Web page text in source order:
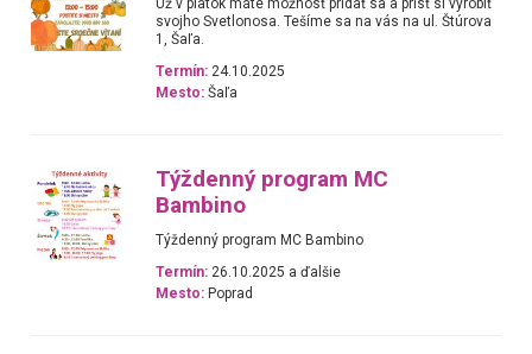
Už v piatok máte možnosť pridať sa a prísť si vyrobiť
svojho Svetlonosa. Tešíme sa na vás na ul. Štúrova
1, Šaľa.
Termín: 24.10.2025
Mesto: Šaľa
Týždenný program MC
Bambino
Týždenný program MC Bambino
Termín: 26.10.2025 a ďalšie
Mesto: Poprad